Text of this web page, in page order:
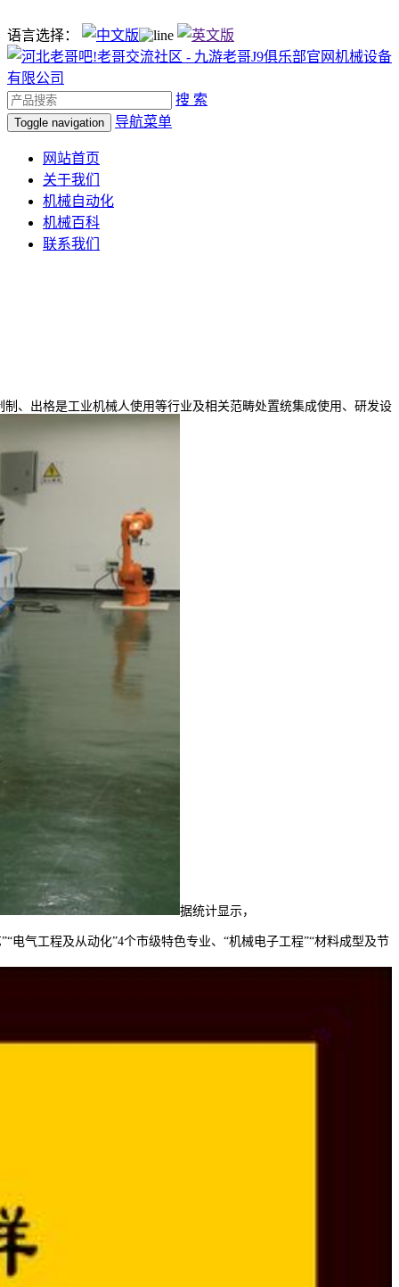
语言选择：
搜 索
Toggle navigation 导航菜单
网站首页
关于我们
机械自动化
机械百科
联系我们
、出格是工业机械人使用等行业及相关范畴处置统集成使用、研发设
据统计显示，
气工程及从动化”4个市级特色专业、“机械电子工程”“材料成型及节